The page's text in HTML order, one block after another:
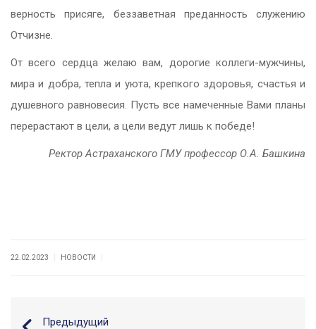
верность присяге, беззаветная преданность служению
Отчизне.
От всего сердца желаю вам, дорогие коллеги-мужчины,
мира и добра, тепла и уюта, крепкого здоровья, счастья и
душевного равновесия. Пусть все намеченные Вами планы
перерастают в цели, а цели ведут лишь к победе!
Ректор Астраханского ГМУ профессор О.А. Башкина
22.02.2023 НОВОСТИ
Предыдущий